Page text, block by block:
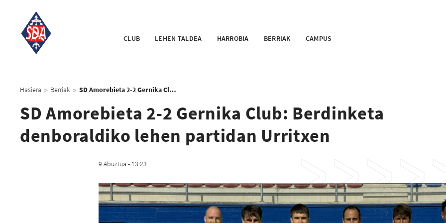
CLUB LEHEN TALDEA HARROBIA BERRIAK CAMPUS
Hasiera > Berriak > SD Amorebieta 2-2 Gernika Club: Berdinketa denboraldiko lehen partidan Urritxen
SD Amorebieta 2-2 Gernika Club: Berdinketa
denboraldiko lehen partidan Urritxen
9 Abuztua - 13:23